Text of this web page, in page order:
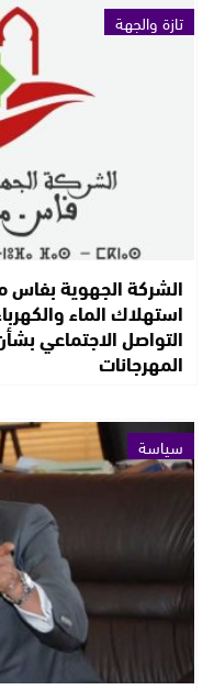
تازة والجهة
الشركة الجهوية بفاس
استهلاك الماء
التواصل الاجتماعي
المهرجانات
سياسة